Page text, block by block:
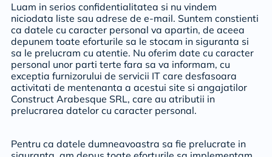
Luam in serios confidentialitatea si nu vindem
niciodata liste sau adrese de e-mail. Suntem constienti
ca datele cu caracter personal va apartin, de aceea
depunem toate eforturile sa le stocam in siguranta si
sa le prelucram cu atentie. Nu oferim date cu caracter
personal unor parti terte fara sa va informam, cu
exceptia furnizorului de servicii IT care desfasoara
activitati de mentenanta a acestui site si angajatilor
Construct Arabesque SRL, care au atributii in
prelucrarea datelor cu caracter personal.
Pentru ca datele dumneavoastra sa fie prelucrate in